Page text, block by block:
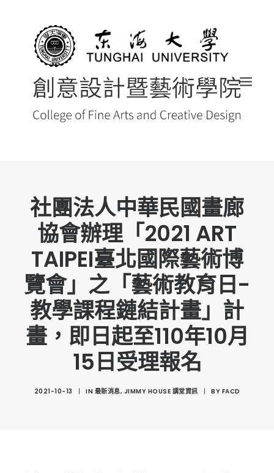
最新消息 NEWS
創藝院簡介
系所導覽
創意科技與藝術跨域學分學程
光點計畫智慧設計班
室內設計學分學程
AI微學分學程
陳其寬教授紀念基金
表單下載
社團法人中華民國畫廊
協會辦理「2021 ART
TAIPEI臺北國際藝術博
覽會」之「藝術教育日-
教學課程鏈結計畫」計
畫，即日起至110年10月
15日受理報名
2021-10-13 | IN 最新消息, JIMMY HOUSE 講堂資訊 | BY FACD